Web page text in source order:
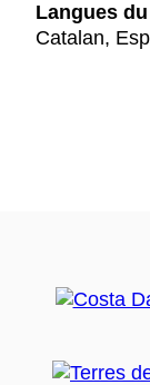
Langues
Catalan,